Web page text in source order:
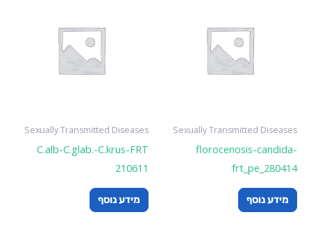
Sexually Transmitted Diseases
florocenosis-candida-
frt_pe_280414
מידע נוסף
Sexually Transmitted Diseases
C.alb-C.glab.-C.krus-FRT
210611
מידע נוסף